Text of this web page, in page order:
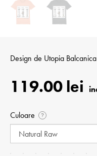
Design de Utopia Balcanica
119.00 lei
Culoare ?